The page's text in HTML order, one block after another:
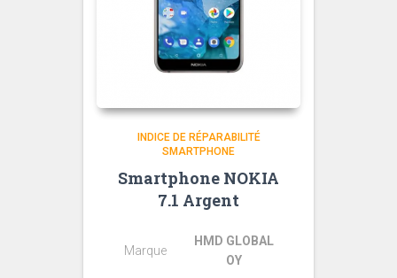
INDICE DE RÉPARABILITÉ
SMARTPHONE
Smartphone NOKIA
7.1 Argent
Marque
HMD GLOBAL
OY